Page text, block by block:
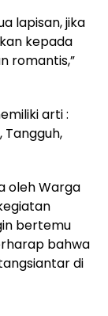
lapisan, jika
kepada
romantis,”
arti :
Tangguh,
oleh Warga
bertemu
bahwa
di